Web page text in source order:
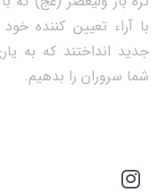
با آراء تعیین کننده
جدید انداختند که به
شما سروران را بدهیم.